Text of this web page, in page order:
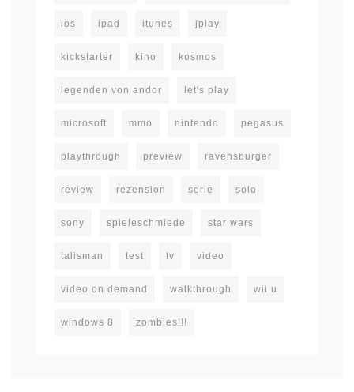
ios ipad itunes jplay
kickstarter kino kosmos
legenden von andor let's play
microsoft mmo nintendo pegasus
playthrough preview ravensburger
review rezension serie solo
sony spieleschmiede star wars
talisman test tv video
video on demand walkthrough wii u
windows 8 zombies!!!